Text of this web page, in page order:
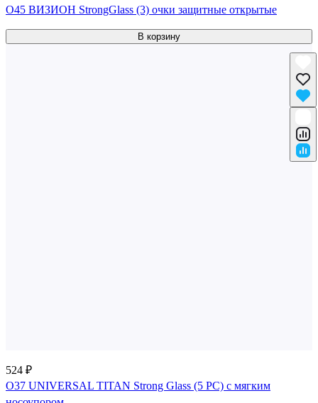
О45 ВИЗИОН StrongGlass (3) очки защитные открытые
В корзину
524 ₽
О37 UNIVERSAL TITAN Strong Glass (5 PC) с мягким